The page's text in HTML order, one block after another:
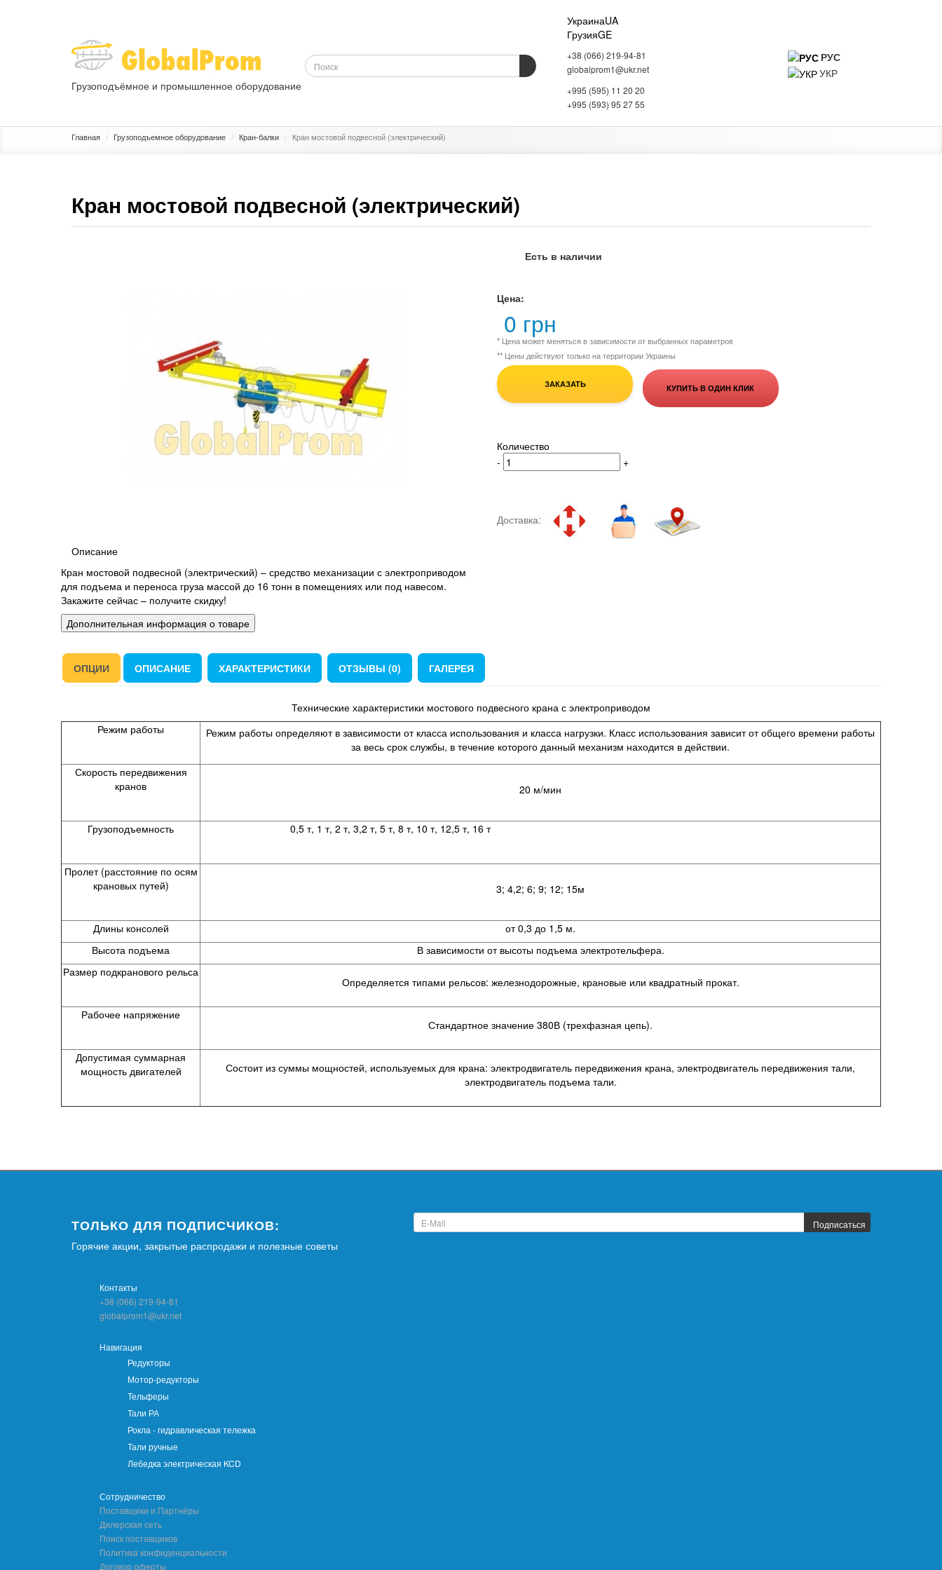
Грузоподъёмное и промышленное оборудование
УкраинаUA
ГрузияGE
+38 (066) 219-94-81
globalprom1@ukr.net
+995 (595) 11 20 20
+995 (593) 95 27 55
РУС
УКР
СКЛАДСКОЕ ОБОРУДОВАНИЕ ИНФОРМАЦИЯ О КОМПАНИИ
Главная Грузоподъемное оборудование Кран-балки Кран мостовой подвесной (электрический)
Кран мостовой подвесной (электрический)
Описание
Кран мостовой подвесной (электрический) – средство механизации с электроприводом
для подъема и переноса груза массой до 16 тонн в помещениях или под навесом.
Закажите сейчас – получите скидку!
Есть в наличии
Цена:
0 грн
* Цена может меняться в зависимости от выбранных параметров
** Цены действуют только на территории Украины
ЗАКАЗАТЬ КУПИТЬ В ОДИН КЛИК
Количество
-
+
Доставка:
Дополнительная информация о товаре
ОПЦИИ ОПИСАНИЕ ХАРАКТЕРИСТИКИ ОТЗЫВЫ (0) ГАЛЕРЕЯ
Технические характеристики мостового подвесного крана с электроприводом
Режим работы
Режим работы определяют в зависимости от класса использования и класса нагрузки. Класс использования зависит от общего времени работы
за весь срок службы, в течение которого данный механизм находится в действии.
Скорость передвижения
кранов
20 м/мин
Грузоподъемность 0,5 т, 1 т, 2 т, 3,2 т, 5 т, 8 т, 10 т, 12,5 т, 16 т
Пролет (расстояние по осям
крановых путей)
3; 4,2; 6; 9; 12; 15м
Длины консолей
от 0,3 до 1,5 м.
Высота подъема
В зависимости от высоты подъема электротельфера.
Размер подкранового рельса
Определяется типами рельсов: железнодорожные, крановые или квадратный прокат.
Рабочее напряжение
Стандартное значение 380В (трехфазная цепь).
Допустимая суммарная
мощность двигателей
Состоит из суммы мощностей, используемых для крана: электродвигатель передвижения крана, электродвигатель передвижения тали,
электродвигатель подъема тали.
ТОЛЬКО ДЛЯ ПОДПИСЧИКОВ:
Горячие акции, закрытые распродажи и полезные советы
Подписаться
Контакты
+38 (066) 219-94-81
globalprom1@ukr.net
Навигация
Редукторы
Мотор-редукторы
Тельферы
Тали РА
Рокла - гидравлическая тележка
Тали ручные
Лебедка электрическая KCD
Сотрудничество
Поставщики и Партнёры
Дилерская сеть
Поиск поставщиков
Политика конфиденциальности
Договор оферты